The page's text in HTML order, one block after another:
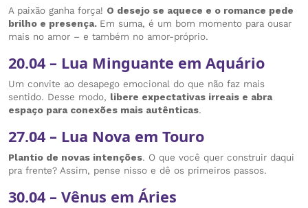
A paixão ganha força! O desejo se aquece e o romance pede
brilho e presença. Em suma, é um bom momento para ousar
mais no amor – e também no amor-próprio.
20.04 – Lua Minguante em Aquário
Um convite ao desapego emocional do que não faz mais
sentido. Desse modo, libere expectativas irreais e abra
espaço para conexões mais autênticas.
27.04 – Lua Nova em Touro
Plantio de novas intenções. O que você quer construir daqui
pra frente? Assim, pense nisso e dê os primeiros passos.
30.04 – Vênus em Áries